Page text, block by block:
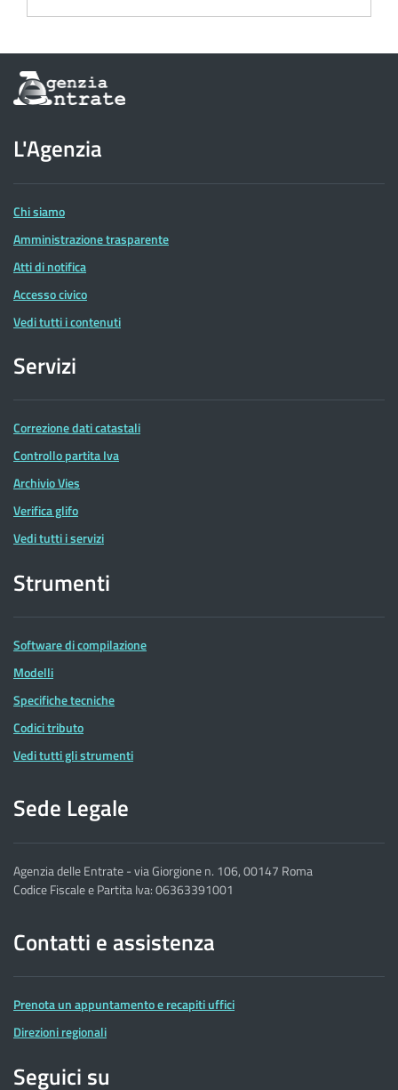
Informazioni
sul
dell'Agenzia
delle
Entrate
L'Agenzia
Chi siamo
Amministrazione trasparente
Atti di notifica
Accesso civico
Vedi tutti i contenuti
Servizi
Correzione dati catastali
Controllo partita Iva
Archivio Vies
Verifica glifo
Vedi tutti i servizi
Strumenti
Software di compilazione
Modelli
Specifiche tecniche
Codici tributo
Vedi tutti gli strumenti
Sede Legale
Agenzia delle Entrate - via Giorgione n. 106, 00147 Roma
Codice Fiscale e Partita Iva: 06363391001
Contatti e assistenza
Prenota un appuntamento e recapiti uffici
Direzioni regionali
Seguici su